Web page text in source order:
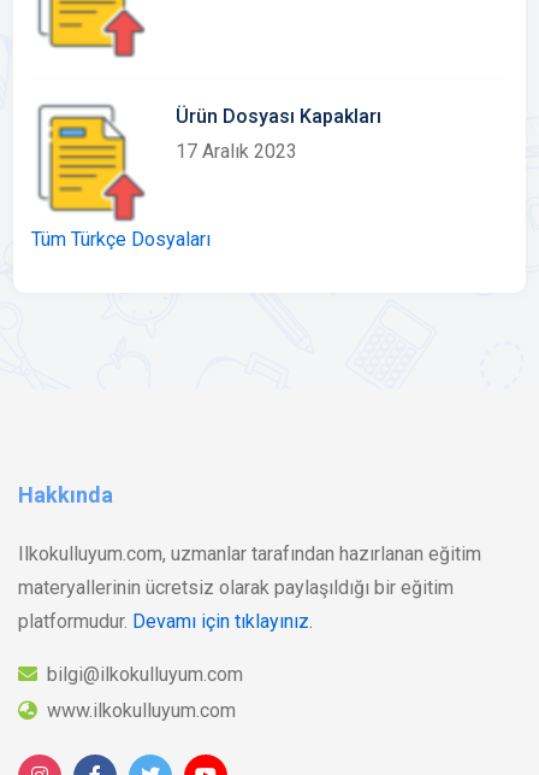
Ürün Dosyası Kapakları
17 Aralık 2023
Tüm Türkçe Dosyaları
Hakkında
Ilkokulluyum.com, uzmanlar tarafından hazırlanan eğitim
materyallerinin ücretsiz olarak paylaşıldığı bir eğitim
platformudur. Devamı için tıklayınız.
bilgi@ilkokulluyum.com
www.ilkokulluyum.com